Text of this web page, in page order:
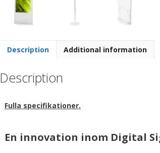
Description Additional information
Description
Fulla specifikationer.
En innovation inom Digital